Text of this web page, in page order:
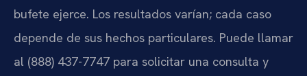
bufete ejerce. Los resultados varían; cada caso
depende de sus hechos particulares. Puede llamar
al (888) 437-7747 para solicitar una consulta y